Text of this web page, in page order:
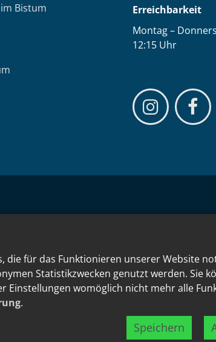
die für das Funktionieren unserer Website
Statistikzwecken genutzt werden. Sie
Einstellungen womöglich nicht mehr alle
.
Speichern
Bistum
Erreichbarkeit
Montag –
12:15 Uhr